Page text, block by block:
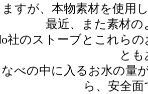
ますが、本物素材を使用
最近、また素材
社のストーブとこれら
と
べの中に入るお水の量
ら、安全